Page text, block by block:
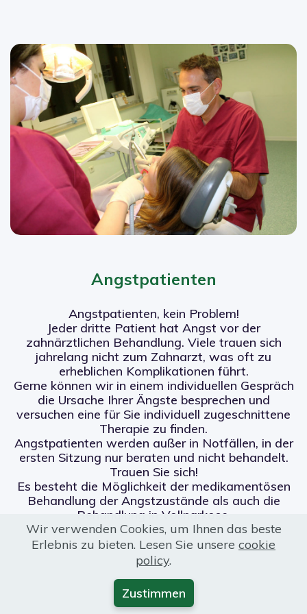
Angstpatienten
Angstpatienten, kein Problem!
Jeder dritte Patient hat Angst vor der
zahnärztlichen Behandlung. Viele trauen sich
jahrelang nicht zum Zahnarzt, was oft zu
erheblichen Komplikationen führt.
Gerne können wir in einem individuellen Gespräch
die Ursache Ihrer Ängste besprechen und
versuchen eine für Sie individuell zugeschnittene
Therapie zu finden.
Angstpatienten werden außer in Notfällen, in der
ersten Sitzung nur beraten und nicht behandelt.
Trauen Sie sich!
Es besteht die Möglichkeit der medikamentösen
Behandlung der Angstzustände als auch die
Behandlung in Vollnarkose.
Wir verwenden Cookies, um Ihnen das beste
Erlebnis zu bieten. Lesen Sie unsere cookie
policy.
Zustimmen